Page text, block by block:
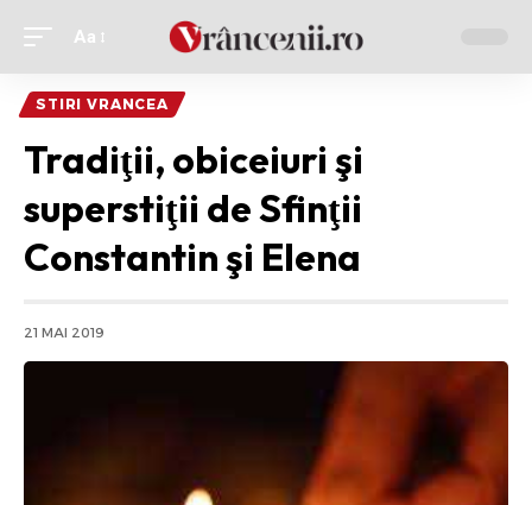
Ajustor
font
Aa
STIRI VRANCEA
Tradiţii, obiceiuri şi
superstiţii de Sfinţii
Constantin şi Elena
21 MAI 2019